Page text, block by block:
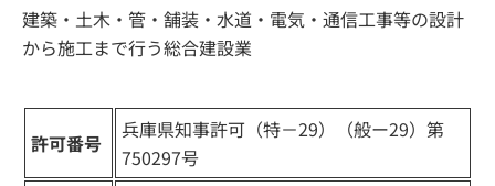
建築・土木・管・舗装・水道・電気・通信工事等の設計
から施工まで行う総合建設業
許可番号
兵庫県知事許可（特－29）（般ー29）第
750297号